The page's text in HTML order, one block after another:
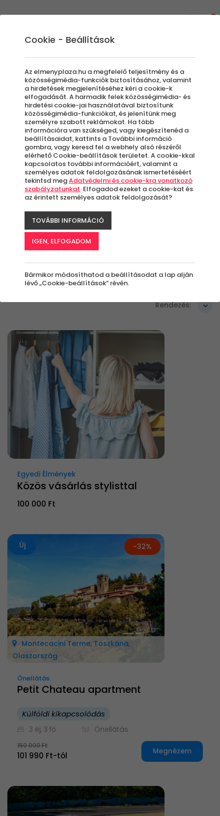
Anyák napi ajándékok
Meglepnéd édesanyád egy kreatív
élményajándékkal? Az Élménypláza oldalán
elképesztően sok kupont gyűjtöttünk össze,
hogy megkönnyítsük a dolgod. Ilyen
választék mellett biztosan találsz majd
olyan meglepetést Anyák napjára, amellyel
mosolyt varázsolhatsz anyukád arcára.
Tekintsd meg az egyedi Anyák napi
ajándékokat és szerezz felhőtlen örömet!
Szűrők beállítása
Élmények
Rendezés:
Egyedi Élmények
Közös vásárlás stylisttal
100 000 Ft
Új -32%
Montecacini Terme, Toszkána,
Olaszország
Önellátás
Petit Chateau apartment
Külföldi kikapcsolódás
3 éj, 3 fő Önellátás
150 000 Ft
101 990 Ft-tól Megnézem
Cookie - Beállítások
Az elmenyplaza.hu a megfelelő teljesítmény és a
közösségimédia-funkciók biztosításához, valamint
a hirdetések megjelenítéséhez kéri a cookie-k
elfogadását. A harmadik felek közösségimédia- és
hirdetési cookie-jai használatával biztosítunk
közösségimédia-funkciókat, és jelenítünk meg
személyre szabott reklámokat. Ha több
információra van szükséged, vagy kiegészítenéd a
beállításaidat, kattints a További információ
gombra, vagy keresd fel a webhely alsó részéről
elérhető Cookie-beállítások területet. A cookie-kkal
kapcsolatos további információért, valamint a
személyes adatok feldolgozásának ismertetéséért
tekintsd megAdatvédelmi és cookie-kra vonatkozó
szabályzatunkat. Elfogadod ezeket a cookie-kat és
az érintett személyes adatok feldolgozását?
TOVÁBBI INFORMÁCIÓ
IGEN, ELFOGADOM
Bármikor módosíthatod a beállításodat a lap alján
lévő „Cookie-beállítások” révén.